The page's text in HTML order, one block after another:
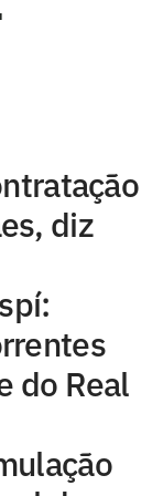
diz
do Real